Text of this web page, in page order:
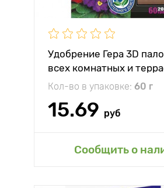
Удобрение Гера 3D
всех комнатных и
растений
Кол-во в упаковке: 60 г
15.69 руб
Сообщить о